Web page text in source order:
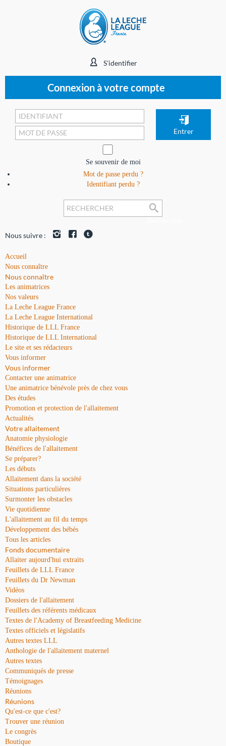
S'identifier
Connexion à votre compte
Se souvenir de moi
Mot de passe perdu ?
Identifiant perdu ?
Nous suivre :
Accueil
Nous connaître
Nous connaître
Les animatrices
Nos valeurs
La Leche League France
La Leche League International
Historique de LLL France
Historique de LLL International
Le site et ses rédacteurs
Vous informer
Vous informer
Contacter une animatrice
Une animatrice bénévole près de chez vous
Des études
Promotion et protection de l'allaitement
Actualités
Votre allaitement
Anatomie physiologie
Bénéfices de l'allaitement
Se préparer?
Les débuts
Allaitement dans la société
Situations particulières
Surmonter les obstacles
Vie quotidienne
L'allaitement au fil du temps
Développement des bébés
Tous les articles
Fonds documentaire
Allaiter aujourd'hui extraits
Feuillets de LLL France
Feuillets du Dr Newman
Vidéos
Dossiers de l'allaitement
Feuillets des référents médicaux
Textes de l'Academy of Breastfeeding Medicine
Textes officiels et législatifs
Autres textes LLL
Anthologie de l'allaitement maternel
Autres textes
Communiqués de presse
Témoignages
Réunions
Réunions
Qu'est-ce que c'est?
Trouver une réunion
Le congrès
Boutique